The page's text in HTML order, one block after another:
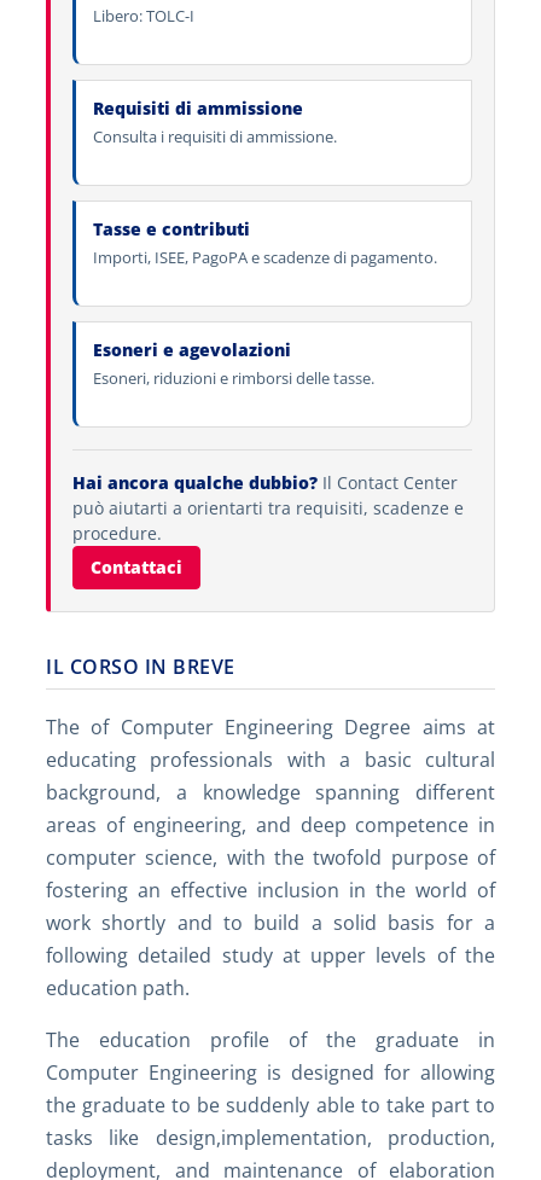
Libero: TOLC-I
Requisiti di ammissione
Consulta i requisiti di ammissione.
Tasse e contributi
Importi, ISEE, PagoPA e scadenze di pagamento.
Esoneri e agevolazioni
Esoneri, riduzioni e rimborsi delle tasse.
Hai ancora qualche dubbio? Il Contact Center
può aiutarti a orientarti tra requisiti, scadenze e
procedure.
Contattaci
IL CORSO IN BREVE
The of Computer Engineering Degree aims at
educating professionals with a basic cultural
background, a knowledge spanning different
areas of engineering, and deep competence in
computer science, with the twofold purpose of
fostering an effective inclusion in the world of
work shortly and to build a solid basis for a
following detailed study at upper levels of the
education path.
The education profile of the graduate in
Computer Engineering is designed for allowing
the graduate to be suddenly able to take part to
tasks like design,implementation, production,
deployment, and maintenance of elaboration